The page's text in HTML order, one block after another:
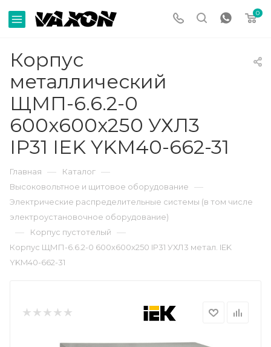
0
Корпус
металлический
ЩМП-6.6.2-0
600х600х250 УХЛ3
IP31 IEK YKM40-662-31
Главная — Каталог —
Высоковольтное и щитовое оборудование —
Электрические распределительные системы (в том числе
электроустановочное оборудование)
— Корпус пустотелый —
Корпус ЩМП-6.6.2-0 600х600х250 IP31 УХЛ3 метал. IEK
YKM40-662-31